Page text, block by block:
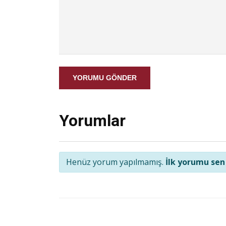
YORUMU GÖNDER
Yorumlar
Henüz yorum yapılmamış. İlk yorumu